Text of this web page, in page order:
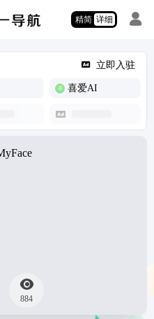
精简 详细
立即入驻
喜爱AI
884